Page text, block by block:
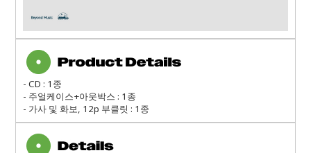
- CD : 1 종
- 주얼케이스+아웃박스 : 1 종
- 가사 및 화보, 12p 부클릿 : 1 종